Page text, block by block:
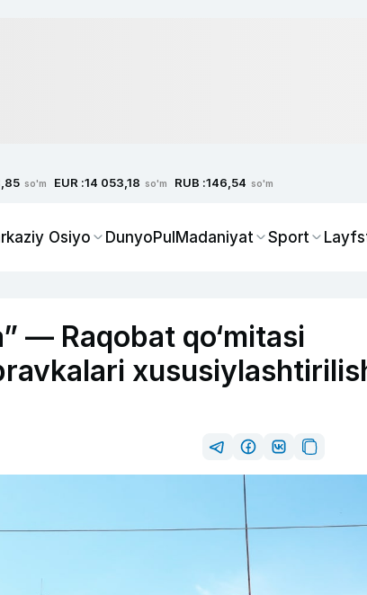
so'm EUR :14 053,18 so'm RUB :146,54 so'm
Osiyo DunyoPulMadaniyat Sport
— Raqobat qo‘mitasi